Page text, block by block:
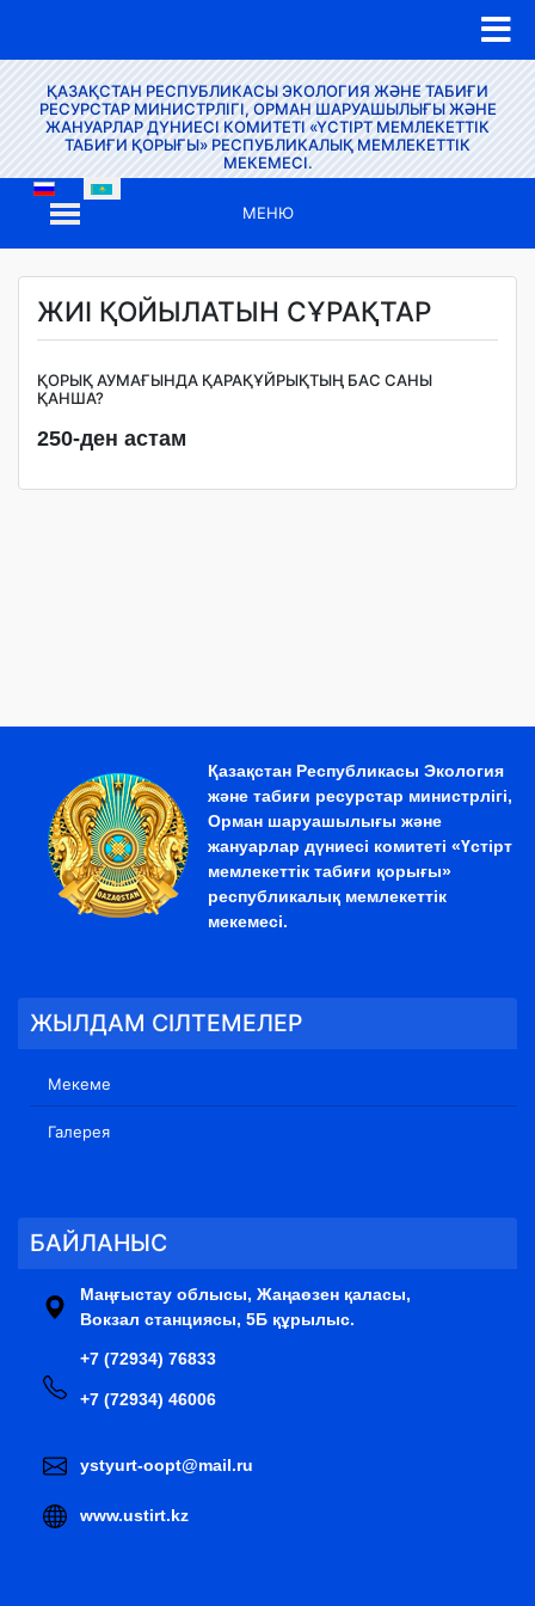
ҚАЗАҚСТАН РЕСПУБЛИКАСЫ ЭКОЛОГИЯ ЖӘНЕ ТАБИҒИ
РЕСУРСТАР МИНИСТРЛІГІ, ОРМАН ШАРУАШЫЛЫҒЫ ЖӘНЕ
ЖАНУАРЛАР ДҮНИЕСІ КОМИТЕТІ «ҮСТІРТ МЕМЛЕКЕТТІК
ТАБИҒИ ҚОРЫҒЫ» РЕСПУБЛИКАЛЫҚ МЕМЛЕКЕТТІК
МЕКЕМЕСІ.
МЕНЮ
ЖИІ ҚОЙЫЛАТЫН СҰРАҚТАР
ҚОРЫҚ АУМАҒЫНДА ҚАРАҚҰЙРЫҚТЫҢ БАС САНЫ
ҚАНША?
250-ден астам
Қазақстан Республикасы Экология
және табиғи ресурстар министрлігі,
Орман шаруашылығы және
жануарлар дүниесі комитеті «Үстірт
мемлекеттік табиғи қорығы»
республикалық мемлекеттік
мекемесі.
ЖЫЛДАМ СІЛТЕМЕЛЕР
Мекеме
Галерея
БАЙЛАНЫС
Маңғыстау облысы, Жаңаөзен қаласы,
Вокзал станциясы, 5Б құрылыс.
+7 (72934) 76833
+7 (72934) 46006
ystyurt-oopt@mail.ru
www.ustirt.kz